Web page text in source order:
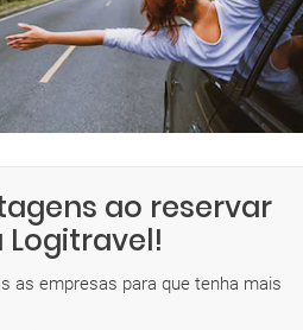
ao reservar
Logitravel!
as empresas para que tenha mais